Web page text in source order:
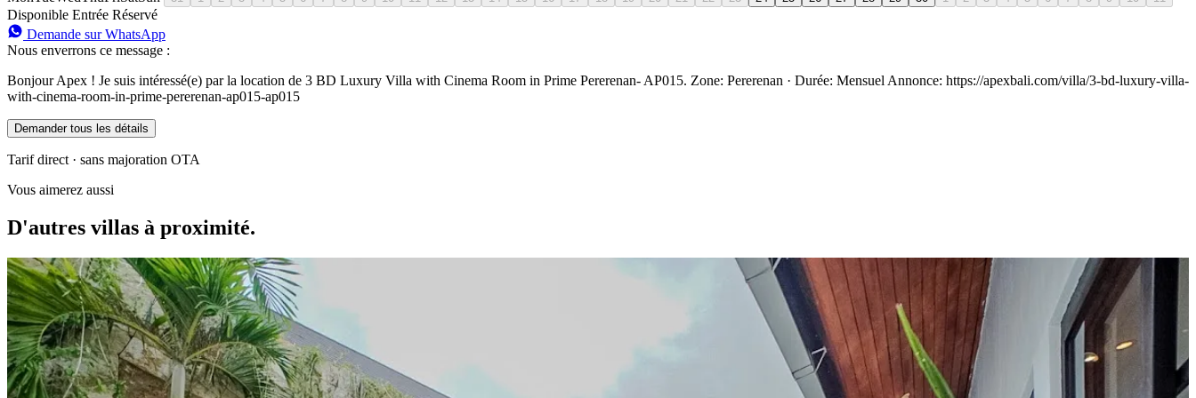
Disponible Entrée Réservé
Demande sur WhatsApp
Nous enverrons ce message :
Bonjour Apex ! Je suis intéressé(e) par la location de 3 BD Luxury Villa with Cinema Room in Prime Pererenan- AP015. Zone: Pererenan · Durée: Mensuel Annonce: https://apexbali.com/villa/3-bd-luxury-villa-
with-cinema-room-in-prime-pererenan-ap015-ap015
Demander tous les détails
Tarif direct · sans majoration OTA
Vous aimerez aussi
D'autres villas à proximité.